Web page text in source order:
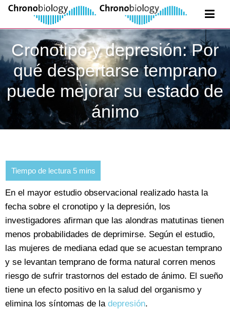
Cronotipo y depresión: Por
qué despertarse temprano
puede mejorar su estado de
ánimo
En el mayor estudio observacional realizado hasta la
fecha sobre el cronotipo y la depresión, los
investigadores afirman que las alondras matutinas tienen
menos probabilidades de deprimirse. Según el estudio,
las mujeres de mediana edad que se acuestan temprano
y se levantan temprano de forma natural corren menos
riesgo de sufrir trastornos del estado de ánimo. El sueño
tiene un efecto positivo en la salud del organismo y
elimina los síntomas de la depresión.